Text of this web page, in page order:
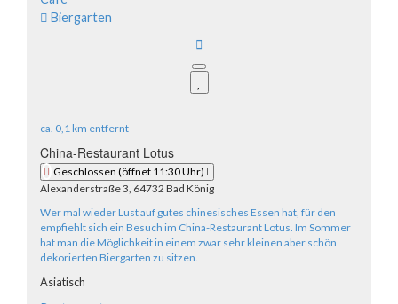
Biergarten
ca. 0,1 km entfernt
China-Restaurant Lotus
Geschlossen (öffnet 11:30 Uhr)
Alexanderstraße 3, 64732 Bad König
Wer mal wieder Lust auf gutes chinesisches Essen hat, für den
empfiehlt sich ein Besuch im China-Restaurant Lotus. Im Sommer
hat man die Möglichkeit in einem zwar sehr kleinen aber schön
dekorierten Biergarten zu sitzen.
Asiatisch